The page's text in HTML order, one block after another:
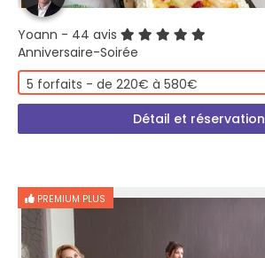
Yoann - 44 avis
Anniversaire-Soirée
5 forfaits - de 220€ à 580€
Détail et réservation
PREMIUM PLUS